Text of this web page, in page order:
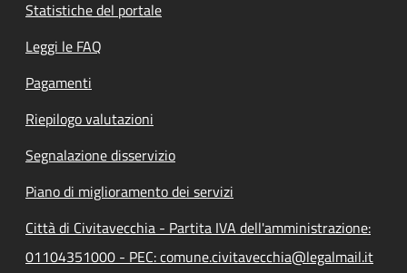
Statistiche del portale
Leggi le FAQ
Pagamenti
Riepilogo valutazioni
Segnalazione disservizio
Piano di miglioramento dei servizi
Città di Civitavecchia - Partita IVA dell'amministrazione:
01104351000 - PEC: comune.civitavecchia@legalmail.it